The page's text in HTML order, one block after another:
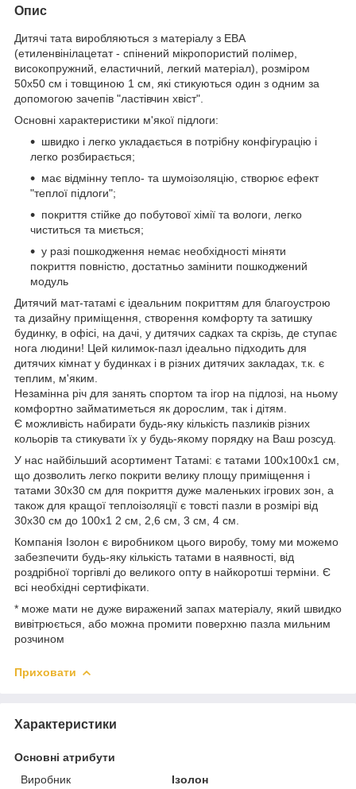
Опис
Дитячі тата виробляються з матеріалу з ЕВА
(етиленвінілацетат - спінений мікропористий полімер,
високопружний, еластичний, легкий матеріал), розміром
50х50 см і товщиною 1 см, які стикуються один з одним за
допомогою зачепів "ластівчин хвіст".
Основні характеристики м'якої підлоги:
швидко і легко укладається в потрібну конфігурацію і
легко розбирається;
має відмінну тепло- та шумоізоляцію, створює ефект
"теплої підлоги";
покриття стійке до побутової хімії та вологи, легко
чиститься та миється;
у разі пошкодження немає необхідності міняти
покриття повністю, достатньо замінити пошкоджений
модуль
Дитячий мат-татамі є ідеальним покриттям для благоустрою
та дизайну приміщення, створення комфорту та затишку
будинку, в офісі, на дачі, у дитячих садках та скрізь, де ступає
нога людини! Цей килимок-пазл ідеально підходить для
дитячих кімнат у будинках і в різних дитячих закладах, т.к. є
теплим, м'яким.
Незамінна річ для занять спортом та ігор на підлозі, на ньому
комфортно займатиметься як дорослим, так і дітям.
Є можливість набирати будь-яку кількість пазликів різних
кольорів та стикувати їх у будь-якому порядку на Ваш розсуд.
У нас найбільший асортимент Татамі: є татами 100х100х1 см,
що дозволить легко покрити велику площу приміщення і
татами 30х30 см для покриття дуже маленьких ігрових зон, а
також для кращої теплоізоляції є товсті пазли в розмірі від
30х30 см до 100х1 2 см, 2,6 см, 3 см, 4 см.
Компанія Ізолон є виробником цього виробу, тому ми можемо
забезпечити будь-яку кількість татами в наявності, від
роздрібної торгівлі до великого опту в найкоротші терміни. Є
всі необхідні сертифікати.
* може мати не дуже виражений запах матеріалу, який швидко
вивітрюється, або можна промити поверхню пазла мильним
розчином
Приховати
Характеристики
Основні атрибути
Виробник
Ізолон